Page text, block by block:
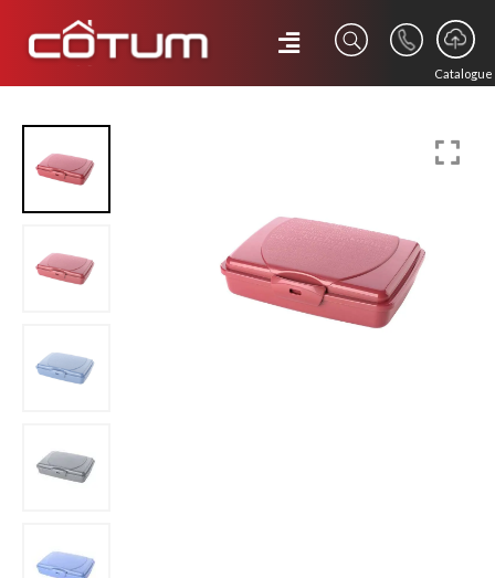
Catalogue